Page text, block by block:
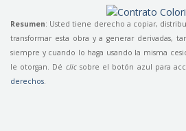
Resumen: Usted tiene derecho a copiar,
transformar esta obra y a generar derivadas,
siempre y cuando lo haga usando la misma
le otorgan. Dé clicsobre el botón azul para
derechos